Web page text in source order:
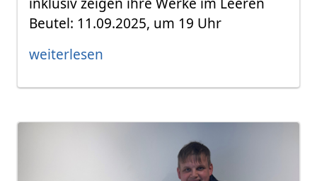
Beutel: 11.09.2025, um 19 Uhr
weiterlesen